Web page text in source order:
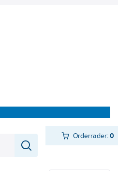
Orderrader:0